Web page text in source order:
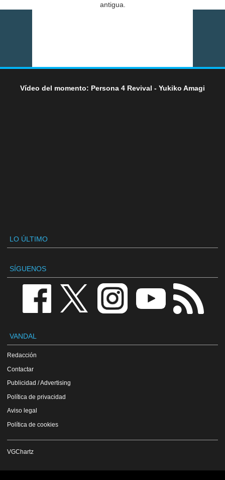
antigua.
Vídeo del momento: Persona 4 Revival - Yukiko Amagi
LO ÚLTIMO
SÍGUENOS
VANDAL
Redacción
Contactar
Publicidad / Advertising
Política de privacidad
Aviso legal
Política de cookies
VGChartz